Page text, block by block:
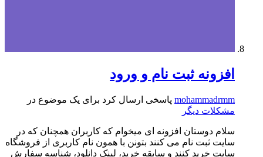
افزونه ثبت نام و ورود
mohammadrmm پاسخی ارسال کرد برای یک موضوع در
مشکلات دیگر
سلام دوستان افزونه ای میخوام که کاربران همچنان که در
سایت ثبت نام می کنند بتونن با همون نام کاربری از فروشگاه
سایت خرید کنند و سابقه خرید،‌ لینک دانلود، شناسه سفارش